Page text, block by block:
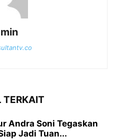
TERKAIT
‎Andra Soni Tegaskan
Jadi Tuan...